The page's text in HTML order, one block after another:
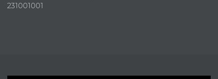
231001001